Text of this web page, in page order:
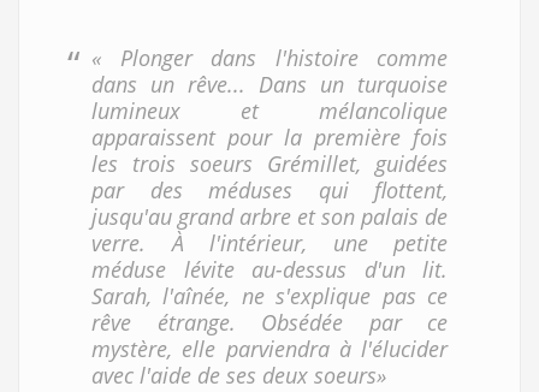
« Plonger dans l'histoire comme
dans un rêve... Dans un turquoise
lumineux et mélancolique
apparaissent pour la première fois
les trois soeurs Grémillet, guidées
par des méduses qui flottent,
jusqu'au grand arbre et son palais de
verre. À l'intérieur, une petite
méduse lévite au-dessus d'un lit.
Sarah, l'aînée, ne s'explique pas ce
rêve étrange. Obsédée par ce
mystère, elle parviendra à l'élucider
avec l'aide de ses deux soeurs»